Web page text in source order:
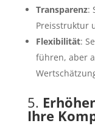
Transparenz:
Preisstruktur
Flexibilität:
führen, aber
5.
Ihre